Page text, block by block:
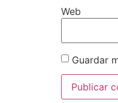
Web
Guardar